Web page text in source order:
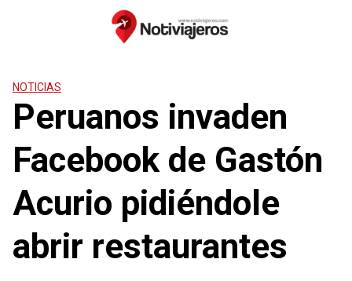
NOTICIAS
Peruanos invaden
Facebook de Gastón
Acurio pidiéndole
abrir restaurantes